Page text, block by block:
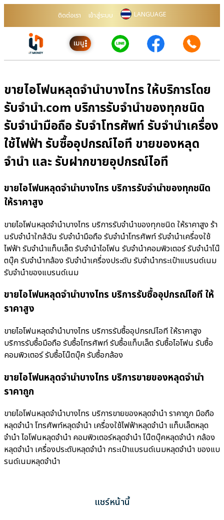
ติดต่อเรา เข้าสู่ระบบ LANGUAGE
เมนู
ขายไอโฟนหลุดจำนำบางไทร ให้บริการโดย
รับจํานํา.com บริการรับจำนำของทุกชนิด
รับจำนำมือถือ รับจำโทรศัพท์ รับจำนำเครื่อง
ใช้ไฟฟ้า รับซื้ออุปกรณ์ไอที ขายของหลุด
จำนำ และ รับฝากขายอุปกรณ์ไอที
ขายไอโฟนหลุดจำนำบางไทร บริการรับจำนำของทุกชนิด
ให้ราคาสูง
ขายไอโฟนหลุดจำนำบางไทร บริการรับจำนำของทุกชนิด ให้ราคาสูง ร้า
นรับจํานําใกล้ฉัน รับจำนำมือถือ รับจำนำโทรศัพท์ รับจำนำเครื่องใช้
ไฟฟ้า รับจำนำแท็บเล็ต รับจำนำไอโฟน รับจำนำคอมพิวเตอร์ รับจำนำโน๊
ตบุ๊ค รับจำนำกล้อง รับจำนำเครื่องประดับ รับจำนำกระเป๋าแบรนด์เนม
รับจำนำของแบรนด์เนม
ขายไอโฟนหลุดจำนำบางไทร บริการรับซื้ออุปกรณ์ไอที ให้
ราคาสูง
ขายไอโฟนหลุดจำนำบางไทร บริการรับซื้ออุปกรณ์ไอที ให้ราคาสูง
บริการรับซื้อมือถือ รับซื้อโทรศัพท์ รับซื้อแท็บเล็ต รับซื้อไอโฟน รับซื้อ
คอมพิวเตอร์ รับซื้อโน๊ตบุ๊ค รับซื้อกล้อง
ขายไอโฟนหลุดจำนำบางไทร บริการขายของหลุดจำนำ
ราคาถูก
ขายไอโฟนหลุดจำนำบางไทร บริการขายของหลุดจำนำ ราคาถูก มือถือ
หลุดจำนำ โทรศัพท์หลุดจำนำ เครื่องใช้ไฟฟ้าหลุดจำนำ แท็บเล็ตหลุด
จำนำ ไอโฟนหลุดจำนำ คอมพิวเตอร์หลุดจำนำ โน๊ตบุ๊คหลุดจำนำ กล้อง
หลุดจำนำ เครื่องประดับหลุดจำนำ กระเป๋าแบรนด์เนมหลุดจำนำ ของแบ
รนด์เนมหลุดจำนำ
แชร์หน้านี้